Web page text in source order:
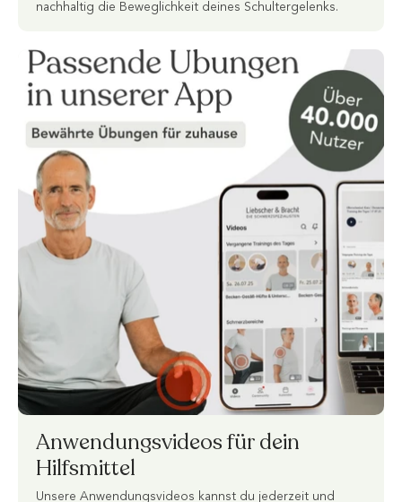
nachhaltig die Beweglichkeit deines Schultergelenks.
Anwendungsvideos für dein
Hilfsmittel
Unsere Anwendungsvideos kannst du jederzeit und